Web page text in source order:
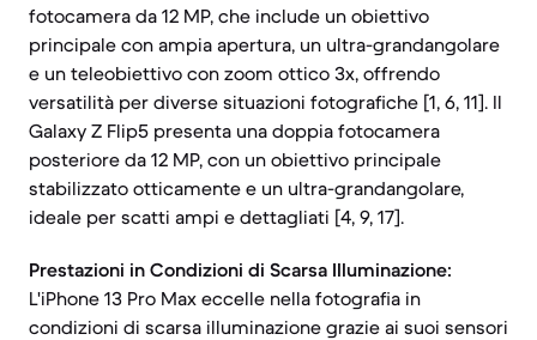
fotocamera da 12 MP, che include un obiettivo
principale con ampia apertura, un ultra-grandangolare
e un teleobiettivo con zoom ottico 3x, offrendo
versatilità per diverse situazioni fotografiche [1, 6, 11]. Il
Galaxy Z Flip5 presenta una doppia fotocamera
posteriore da 12 MP, con un obiettivo principale
stabilizzato otticamente e un ultra-grandangolare,
ideale per scatti ampi e dettagliati [4, 9, 17].
Prestazioni in Condizioni di Scarsa Illuminazione:
L'iPhone 13 Pro Max eccelle nella fotografia in
condizioni di scarsa illuminazione grazie ai suoi sensori